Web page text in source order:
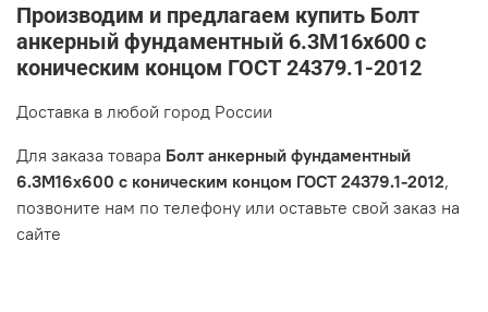
Производим и предлагаем купить Болт
анкерный фундаментный 6.3М16х600 с
коническим концом ГОСТ 24379.1-2012
Доставка в любой город России
Для заказа товара Болт анкерный фундаментный
6.3М16х600 с коническим концом ГОСТ 24379.1-2012,
позвоните нам по телефону или оставьте свой заказ на
сайте